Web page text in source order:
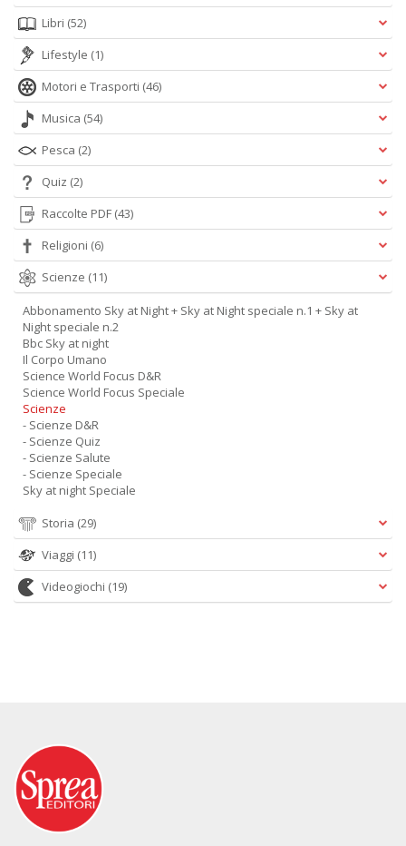
Libri (52)
Lifestyle (1)
Motori e Trasporti (46)
Musica (54)
Pesca (2)
Quiz (2)
Raccolte PDF (43)
Religioni (6)
Scienze (11)
Abbonamento Sky at Night + Sky at Night speciale n.1 + Sky at
Night speciale n.2
Bbc Sky at night
Il Corpo Umano
Science World Focus D&R
Science World Focus Speciale
Scienze
- Scienze D&R
- Scienze Quiz
- Scienze Salute
- Scienze Speciale
Sky at night Speciale
Storia (29)
Viaggi (11)
Videogiochi (19)